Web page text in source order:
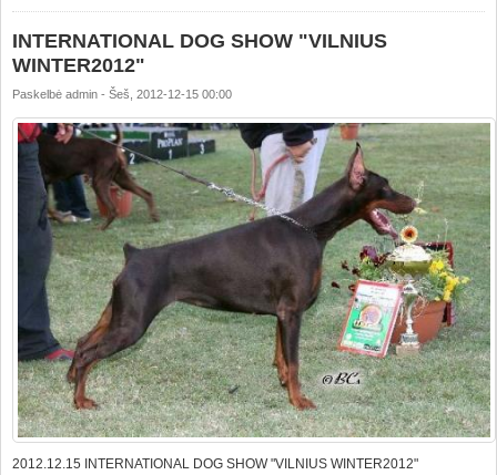
INTERNATIONAL DOG SHOW "VILNIUS
WINTER2012"
Paskelbė admin - Šeš, 2012-12-15 00:00
2012.12.15 INTERNATIONAL DOG SHOW "VILNIUS WINTER2012"